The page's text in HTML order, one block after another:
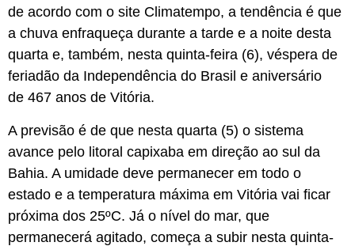
de acordo com o site Climatempo, a tendência é que
a chuva enfraqueça durante a tarde e a noite desta
quarta e, também, nesta quinta-feira (6), véspera de
feriadão da Independência do Brasil e aniversário
de 467 anos de Vitória.
A previsão é de que nesta quarta (5) o sistema
avance pelo litoral capixaba em direção ao sul da
Bahia. A umidade deve permanecer em todo o
estado e a temperatura máxima em Vitória vai ficar
próxima dos 25ºC. Já o nível do mar, que
permanecerá agitado, começa a subir nesta quinta-